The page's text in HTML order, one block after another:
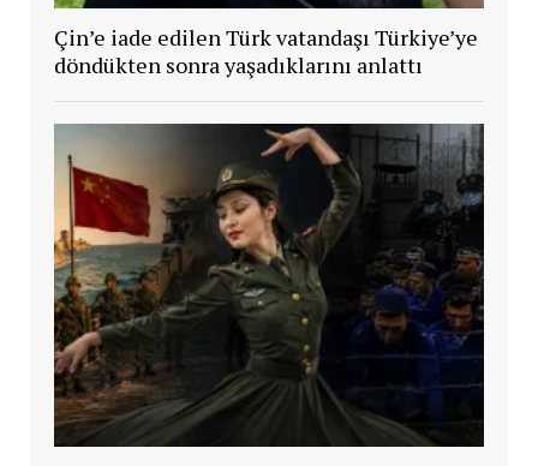
Çin’e iade edilen Türk vatandaşı Türkiye’ye
döndükten sonra yaşadıklarını anlattı